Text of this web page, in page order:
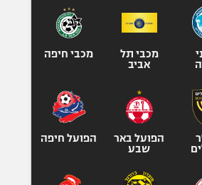
כדוריד
שחייה
אגרוף
ספורט אולימפי
היאבקות WWE
מכבי תל
אביב
מכבי חיפה
הפועל באר
שבע
הפועל חיפה